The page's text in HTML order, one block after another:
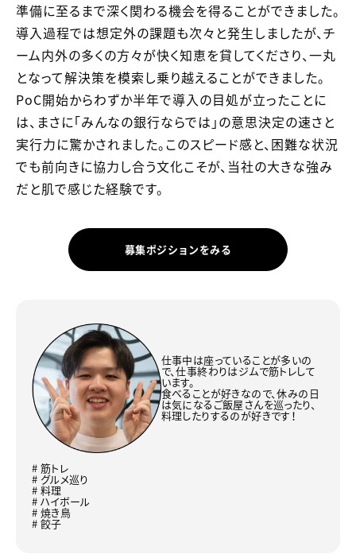
準備に至るまで深く関わる機会を得ることができました。
導入過程では想定外の課題も次々と発生しましたが、チ
ーム内外の多くの方々が快く知恵を貸してくださり、一丸
となって解決策を模索し乗り越えることができました。
PoC開始からわずか半年で導入の目処が立ったことに
は、まさに「みんなの銀行ならでは」の意思決定の速さと
実行力に驚かされました。このスピード感と、困難な状況
でも前向きに協力し合う文化こそが、当社の大きな強み
だと肌で感じた経験です。
募集ポジションをみる
仕事中は座っていることが多いの
で、仕事終わりはジムで筋トレして
います。
食べることが好きなので、休みの日
は気になるご飯屋さんを巡ったり、
料理したりするのが好きです！
# 筋トレ
# グルメ巡り
# 料理
# ハイボール
# 焼き鳥
# 餃子